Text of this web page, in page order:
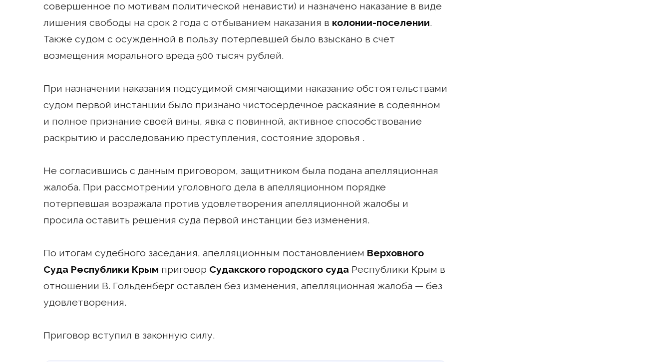
совершенное по мотивам политической ненависти) и назначено наказание в виде
лишения свободы на срок 2 года с отбыванием наказания в колонии-поселении.
Также судом с осужденной в пользу потерпевшей было взыскано в счет
возмещения морального вреда 500 тысяч рублей.
При назначении наказания подсудимой смягчающими наказание обстоятельствами
судом первой инстанции было признано чистосердечное раскаяние в содеянном
и полное признание своей вины, явка с повинной, активное способствование
раскрытию и расследованию преступления, состояние здоровья .
Не согласившись с данным приговором, защитником была подана апелляционная
жалоба. При рассмотрении уголовного дела в апелляционном порядке
потерпевшая возражала против удовлетворения апелляционной жалобы и
просила оставить решения суда первой инстанции без изменения.
По итогам судебного заседания, апелляционным постановлением Верховного
Суда Республики Крым приговор Судакского городского суда Республики Крым в
отношении В. Гольденберг оставлен без изменения, апелляционная жалоба — без
удовлетворения.
Приговор вступил в законную силу.